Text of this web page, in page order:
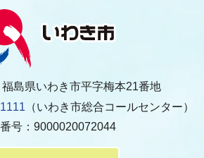
島県いわき市平字梅本21番地
（いわき市総合コールセンター）
号：9000020072044